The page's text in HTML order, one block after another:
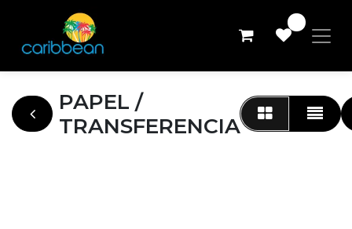
PAPEL /
TRANSFERENCIA